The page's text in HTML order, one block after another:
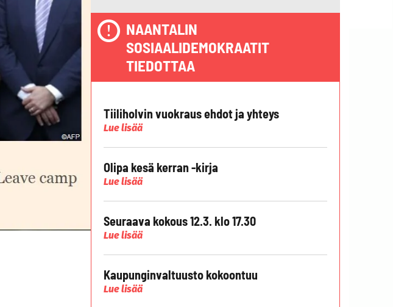
NAANTALIN
SOSIAALIDEMOKRAATIT
TIEDOTTAA
Tiiliholvin vuokraus ehdot ja yhteys
Lue lisää
Olipa kesä kerran -kirja
Lue lisää
Seuraava kokous 12.3. klo 17.30
Lue lisää
Kaupunginvaltuusto kokoontuu
Lue lisää